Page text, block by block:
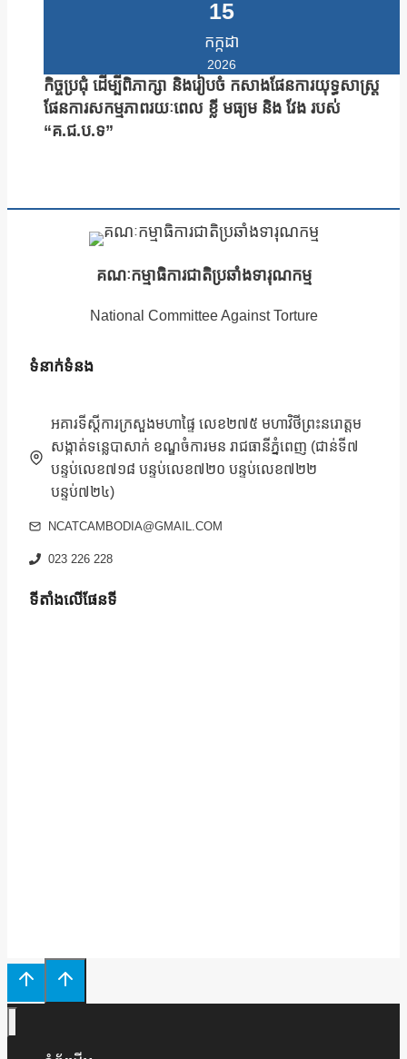
15
កក្កដា
2026
កិច្ចប្រជុំ ដើម្បីពិភាក្សា និងរៀបចំ កសាងផែនការយុទ្ធសាស្រ្ត
ផែនការសកម្មភាពរយៈពេល ខ្លី មធ្យម និង វែង របស់
“គ.ជ.ប.ទ”
គណៈកម្មាធិការជាតិប្រឆាំងទារុណកម្ម
National Committee Against Torture
ទំនាក់ទំនង
អគារទីស្តីការក្រសួងមហាផ្ទៃ លេខ២៧៥ មហាវិថីព្រះនរោត្តម
សង្កាត់ទន្លេបាសាក់ ខណ្ឌចំការមន រាជធានីភ្នំពេញ (ជាន់ទី៧
បន្ទប់លេខ៧១៨ បន្ទប់លេខ៧២០ បន្ទប់លេខ៧២២
បន្ទប់៧២៤)
NCATCAMBODIA@GMAIL.COM
023 226 228
ទីតាំងលើផែនទី